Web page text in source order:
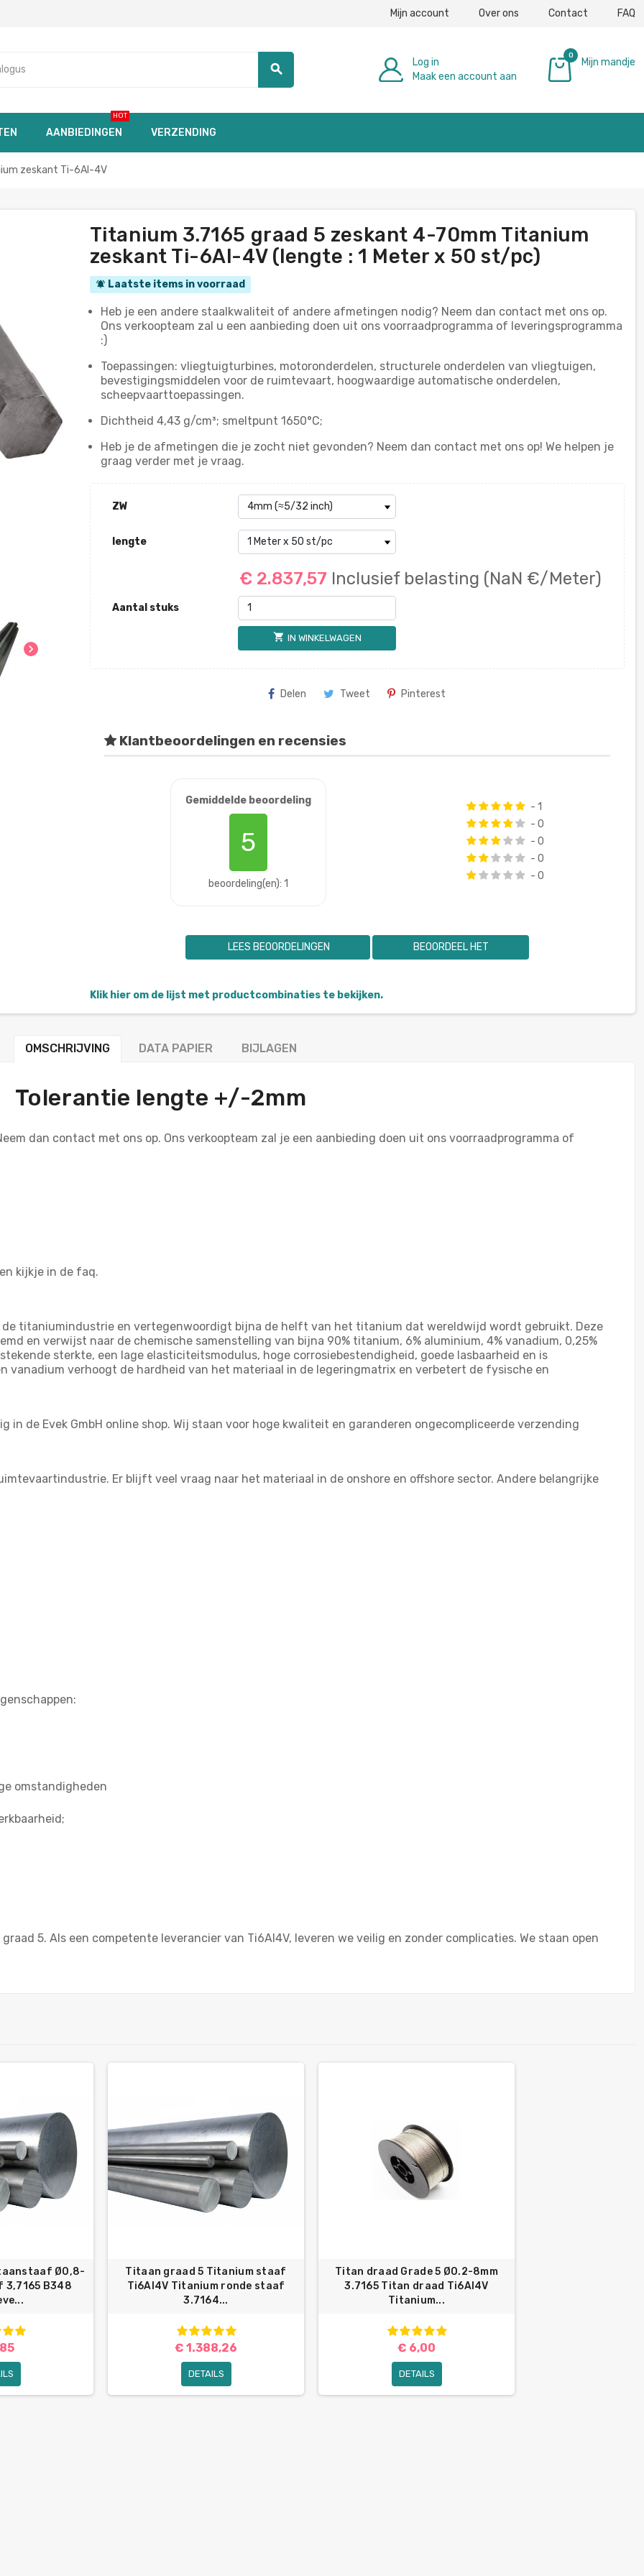
Mijn account Over ons Contact FAQ
search
Log in
Maak een account aan
0
Mijn mandje
AANBIEDINGEN
HOT
VERZENDING
zeskant Ti-6Al-4V
chevron_right
Titanium 3.7165 graad 5 zeskant 4-70mm Titanium
zeskant Ti-6Al-4V (lengte : 1 Meter x 50 st/pc)
notifications_active Laatste items in voorraad
Heb je een andere staalkwaliteit of andere afmetingen nodig? Neem dan contact met ons op.
Ons verkoopteam zal u een aanbieding doen uit ons voorraadprogramma of leveringsprogramma
:)
Toepassingen: vliegtuigturbines, motoronderdelen, structurele onderdelen van vliegtuigen,
bevestigingsmiddelen voor de ruimtevaart, hoogwaardige automatische onderdelen,
scheepvaarttoepassingen.
Dichtheid 4,43 g/cm³; smeltpunt 1650°C;
Heb je de afmetingen die je zocht niet gevonden? Neem dan contact met ons op! We helpen je
graag verder met je vraag.
ZW
lengte
€ 2.837,57 Inclusief belasting (NaN €/Meter)
Aantal stuks
shopping_cart IN WINKELWAGEN
Delen Tweet Pinterest
Klantbeoordelingen en recensies
Gemiddelde beoordeling
5
beoordeling(en): 1
- 1
- 0
- 0
- 0
- 0
LEES BEOORDELINGEN BEOORDEEL HET
Klik hier om de lijst met productcombinaties te bekijken.
OMSCHRIJVING DATA PAPIER BIJLAGEN
Tolerantie lengte +/-2mm
dan contact met ons op. Ons verkoopteam zal je een aanbieding doen uit ons voorraadprogramma of
kijkje in de faq.
de titaniumindustrie en vertegenwoordigt bijna de helft van het titanium dat wereldwijd wordt gebruikt. Deze
en verwijst naar de chemische samenstelling van bijna 90% titanium, 6% aluminium, 4% vanadium, 0,25%
sterkte, een lage elasticiteitsmodulus, hoge corrosiebestendigheid, goede lasbaarheid en is
vanadium verhoogt de hardheid van het materiaal in de legeringmatrix en verbetert de fysische en
in de Evek GmbH online shop. Wij staan voor hoge kwaliteit en garanderen ongecompliceerde verzending
Er blijft veel vraag naar het materiaal in de onshore en offshore sector. Andere belangrijke
omstandigheden
5. Als een competente leverancier van Ti6Al4V, leveren we veilig en zonder complicaties. We staan open
Ø0,8-
3,7165 B348
Titaan graad 5 Titanium staaf
Ti6Al4V Titanium ronde staaf
3.7164...
€ 1.388,26
DETAILS
Titan draad Grade 5 Ø0.2-8mm
3.7165 Titan draad Ti6Al4V
Titanium...
€ 6,00
DETAILS